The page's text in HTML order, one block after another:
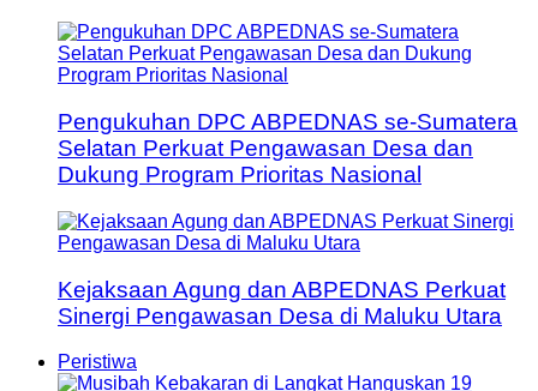
Pengukuhan DPC ABPEDNAS se-Sumatera
Selatan Perkuat Pengawasan Desa dan
Dukung Program Prioritas Nasional
Kejaksaan Agung dan ABPEDNAS Perkuat
Sinergi Pengawasan Desa di Maluku Utara
Peristiwa